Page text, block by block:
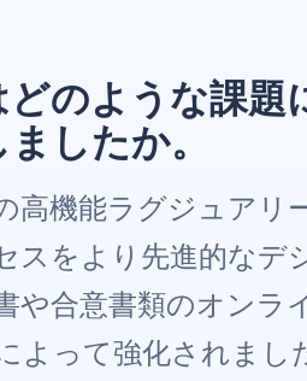
のような課題
したか。
高機能ラグジュアリ
スをより先進的なデ
や合意書類のオンラ
よって強化されまし